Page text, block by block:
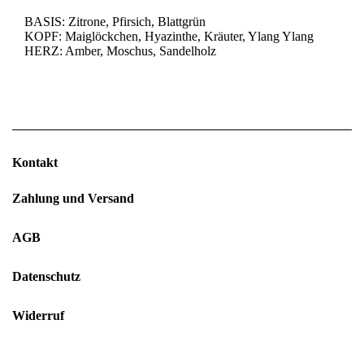
BASIS: Zitrone, Pfirsich, Blattgrün
KOPF: Maiglöckchen, Hyazinthe, Kräuter, Ylang Ylang
HERZ: Amber, Moschus, Sandelholz
Kontakt
Zahlung und Versand
AGB
Datenschutz
Widerruf